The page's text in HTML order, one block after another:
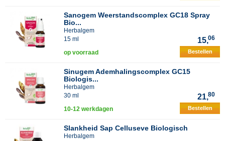
Sanogem Weerstandscomplex GC18 Spray
Bio...
Herbalgem
15 ml
15,06
op voorraad Bestellen
Sinugem Ademhalingscomplex GC15
Biologis...
Herbalgem
30 ml
21,80
10-12 werkdagen Bestellen
Slankheid Sap Celluseve Biologisch
Herbalgem